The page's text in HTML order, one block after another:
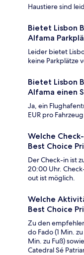
Haustiere sind
Bietet Lisbon
Alfama
Leider bietet
keine Parkplätze
Bietet Lisbon
Alfama einen
Ja, ein
EUR pro
Welche
Best Choice
Der Check-in ist
20:00 Uhr.
out ist möglich.
Welche
Best Choice
Zu den
do Fado (1 Min.
Min. zu Fuß)
Catedral Sé